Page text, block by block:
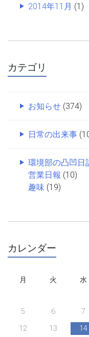
2014年11月 (1)
カテゴリ
お知らせ (374)
日常の出来事
環境部の凸凹日
営業日報 (10)
趣味 (19)
カレンダー
月 火 水
5
6 7
12
13 14